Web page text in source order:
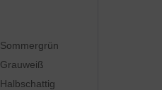
Sommergrün
Grauweiß
Halbschattig